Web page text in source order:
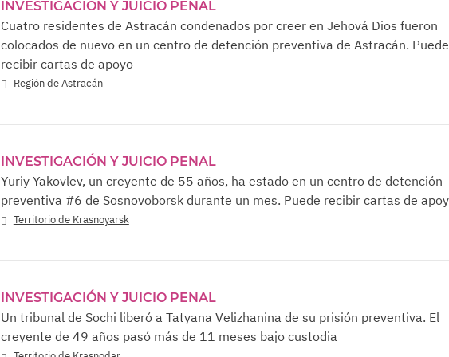
INVESTIGACIÓN Y JUICIO PENAL
Cuatro residentes de Astracán condenados por creer en Jehová Dios fueron
colocados de nuevo en un centro de detención preventiva de Astracán.
recibir cartas de apoyo
Región de Astracán
INVESTIGACIÓN Y JUICIO PENAL
Yuriy Yakovlev, un creyente de 55 años, ha estado en un centro de detención
preventiva #6 de Sosnovoborsk durante un mes. Puede recibir cartas de
Territorio de Krasnoyarsk
INVESTIGACIÓN Y JUICIO PENAL
Un tribunal de Sochi liberó a Tatyana Velizhanina de su prisión preventiva. El
creyente de 49 años pasó más de 11 meses bajo custodia